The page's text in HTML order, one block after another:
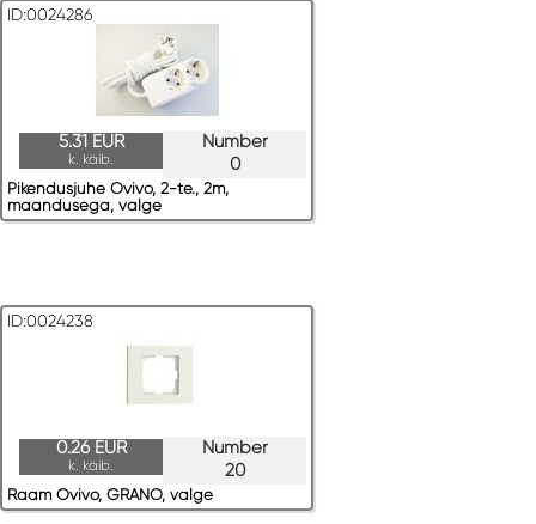
ID:0024286
Number
0
5.31 EUR
k. käib.
Pikendusjuhe Ovivo, 2-te., 2m,
maandusega, valge
ID:0024238
Number
20
0.26 EUR
k. käib.
Raam Ovivo, GRANO, valge